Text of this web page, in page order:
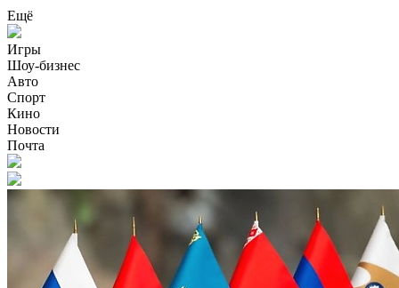
Ещё
Игры
Шоу-бизнес
Авто
Спорт
Кино
Новости
Почта